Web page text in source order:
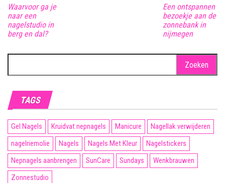
Waarvoor ga je
naar een
nagelstudio in
berg en dal?
Een ontspannen
bezoekje aan de
zonnebank in
nijmegen
naar:
TAGS
Gel Nagels Kruidvat nepnagels Manicure
Nagellak verwijderen
nagelriemolie
Nagels Nagels Met Kleur
Nagelstickers
Nepnagels aanbrengen
SunCare Sundays
Wenkbrauwen
Zonnestudio